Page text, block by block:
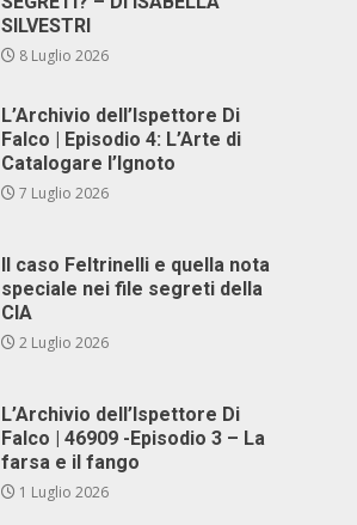
SILVESTRI
8 Luglio 2026
L’Archivio dell’Ispettore Di
Falco | Episodio 4: L’Arte di
Catalogare l’Ignoto
7 Luglio 2026
Il caso Feltrinelli e quella nota
speciale nei file segreti della
CIA
2 Luglio 2026
L’Archivio dell’Ispettore Di
Falco | 46909 -Episodio 3 – La
farsa e il fango
1 Luglio 2026